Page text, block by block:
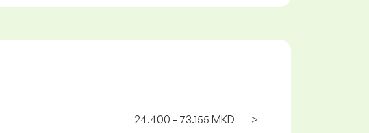
24.400 - 73.155 MKD >